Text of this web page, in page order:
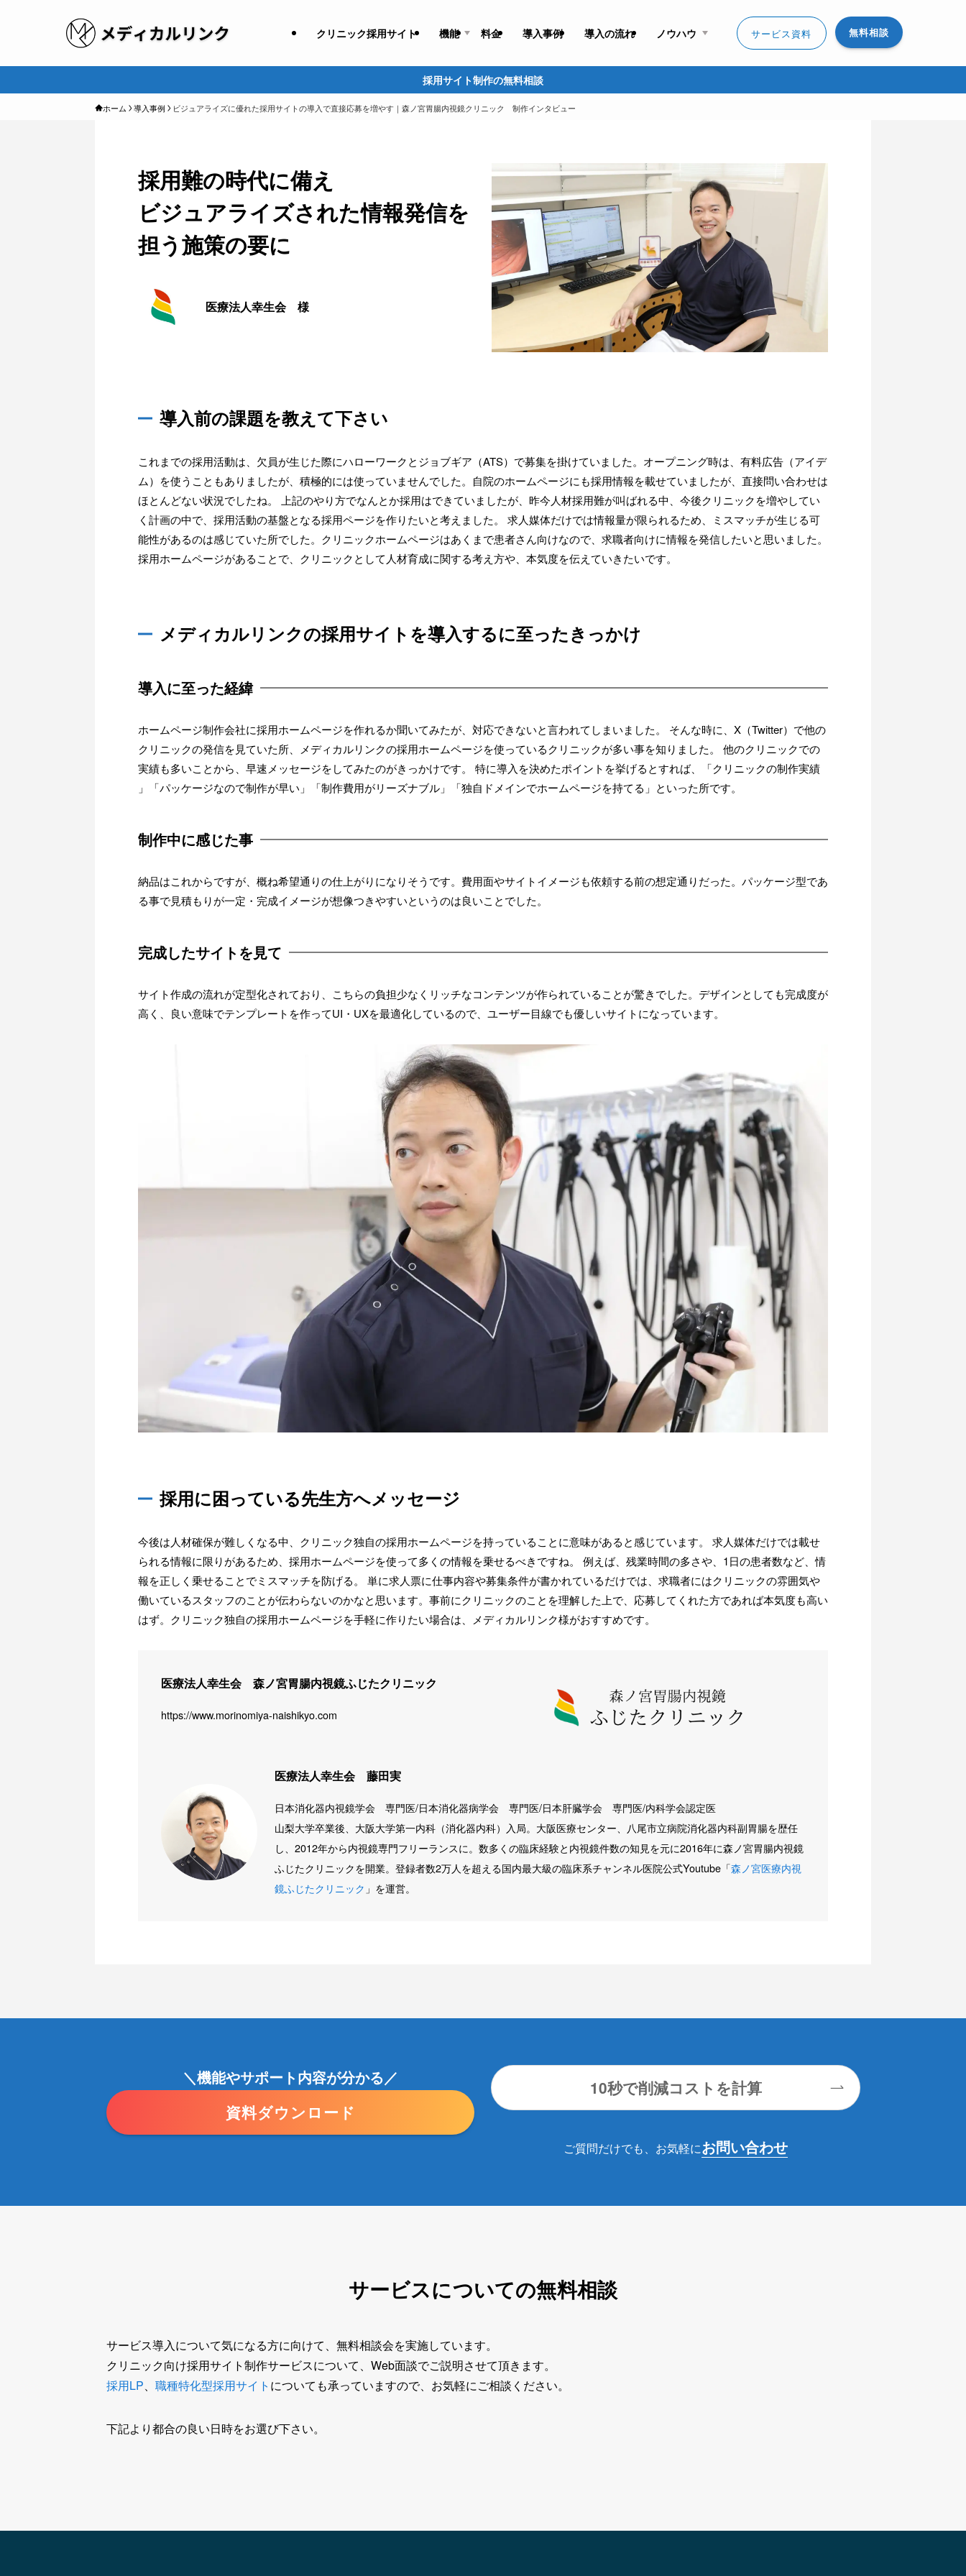
クリニック採用サイト 機能 料金 導入事例 導入の流れ ノウハウ サービス資料 無料相談
採用サイト制作の無料相談
ホーム 導入事例 ビジュアライズに優れた採用サイトの導入で直接応募を増やす｜森ノ宮胃腸内視鏡クリニック 制作インタビュー
採用難の時代に備え
ビジュアライズされた情報発信を
担う施策の要に
医療法人幸生会 様
導入前の課題を教えて下さい
これまでの採用活動は、欠員が生じた際にハローワークとジョブギア（ATS）で募集を掛けていました。オープニング時は、有料広告（アイデ
ム）を使うこともありましたが、積極的には使っていませんでした。自院のホームページにも採用情報を載せていましたが、直接問い合わせは
ほとんどない状況でしたね。 上記のやり方でなんとか採用はできていましたが、昨今人材採用難が叫ばれる中、今後クリニックを増やしてい
く計画の中で、採用活動の基盤となる採用ページを作りたいと考えました。 求人媒体だけでは情報量が限られるため、ミスマッチが生じる可
能性があるのは感じていた所でした。クリニックホームページはあくまで患者さん向けなので、求職者向けに情報を発信したいと思いました。
採用ホームページがあることで、クリニックとして人材育成に関する考え方や、本気度を伝えていきたいです。
メディカルリンクの採用サイトを導入するに至ったきっかけ
導入に至った経緯
ホームページ制作会社に採用ホームページを作れるか聞いてみたが、対応できないと言われてしまいました。 そんな時に、X（Twitter）で他の
クリニックの発信を見ていた所、メディカルリンクの採用ホームページを使っているクリニックが多い事を知りました。 他のクリニックでの
実績も多いことから、早速メッセージをしてみたのがきっかけです。 特に導入を決めたポイントを挙げるとすれば、「クリニックの制作実績
」「パッケージなので制作が早い」「制作費用がリーズナブル」「独自ドメインでホームページを持てる」といった所です。
制作中に感じた事
納品はこれからですが、概ね希望通りの仕上がりになりそうです。費用面やサイトイメージも依頼する前の想定通りだった。パッケージ型であ
る事で見積もりが一定・完成イメージが想像つきやすいというのは良いことでした。
完成したサイトを見て
サイト作成の流れが定型化されており、こちらの負担少なくリッチなコンテンツが作られていることが驚きでした。デザインとしても完成度が
高く、良い意味でテンプレートを作ってUI・UXを最適化しているので、ユーザー目線でも優しいサイトになっています。
採用に困っている先生方へメッセージ
今後は人材確保が難しくなる中、クリニック独自の採用ホームページを持っていることに意味があると感じています。 求人媒体だけでは載せ
られる情報に限りがあるため、採用ホームページを使って多くの情報を乗せるべきですね。 例えば、残業時間の多さや、1日の患者数など、情
報を正しく乗せることでミスマッチを防げる。 単に求人票に仕事内容や募集条件が書かれているだけでは、求職者にはクリニックの雰囲気や
働いているスタッフのことが伝わらないのかなと思います。事前にクリニックのことを理解した上で、応募してくれた方であれば本気度も高い
はず。クリニック独自の採用ホームページを手軽に作りたい場合は、メディカルリンク様がおすすめです。
医療法人幸生会 森ノ宮胃腸内視鏡ふじたクリニック
https://www.morinomiya-naishikyo.com
医療法人幸生会 藤田実
日本消化器内視鏡学会 専門医/日本消化器病学会 専門医/日本肝臓学会 専門医/内科学会認定医
山梨大学卒業後、大阪大学第一内科（消化器内科）入局。大阪医療センター、八尾市立病院消化器内科副胃腸を歴任
し、2012年から内視鏡専門フリーランスに。数多くの臨床経験と内視鏡件数の知見を元に2016年に森ノ宮胃腸内視鏡
ふじたクリニックを開業。登録者数2万人を超える国内最大級の臨床系チャンネル医院公式Youtube「森ノ宮医療内視
鏡ふじたクリニック 」を運営。
＼機能やサポート内容が分かる／
資料ダウンロード
10秒で削減コストを計算
ご質問だけでも、お気軽にお問い合わせ
サービスについての無料相談
サービス導入について気になる方に向けて、無料相談会を実施しています。
クリニック向け採用サイト制作サービスについて、Web面談でご説明させて頂きます。
採用LP
職種特化型採用サイト についても承っていますので、お気軽にご相談ください。
下記より都合の良い日時をお選び下さい。